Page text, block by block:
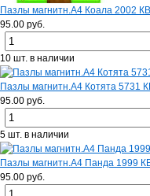
Пазлы магнитн.А4 Коала 2002
95.00 руб.
10 шт. в наличии
Пазлы магнитн.А4 Котята 5731
95.00 руб.
5 шт. в наличии
Пазлы магнитн.А4 Панда 1999
95.00 руб.